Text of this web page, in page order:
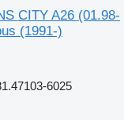
CITY A26 (01.98-
(1991-)
6025